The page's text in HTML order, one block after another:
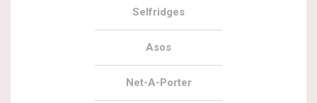
Selfridges
Asos
Net-A-Porter